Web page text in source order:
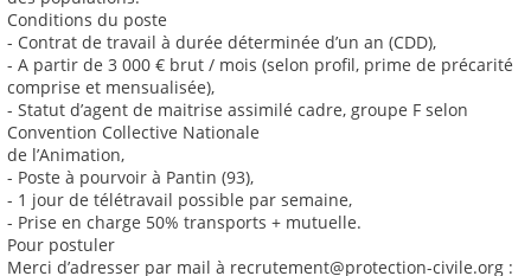
Conditions du poste
- Contrat de travail à durée déterminée d’un an (CDD),
- A partir de 3 000 € brut / mois (selon profil, prime de précarité
comprise et mensualisée),
- Statut d’agent de maitrise assimilé cadre, groupe F selon
Convention Collective Nationale
de l’Animation,
- Poste à pourvoir à Pantin (93),
- 1 jour de télétravail possible par semaine,
- Prise en charge 50% transports + mutuelle.
Pour postuler
Merci d’adresser par mail à recrutement@protection-civile.org :